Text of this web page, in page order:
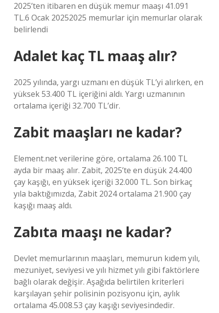
2025’ten itibaren en düşük memur maaşı 41.091
TL.6 Ocak 20252025 memurlar için memurlar olarak
belirlendi
Adalet kaç TL maaş alır?
2025 yılında, yargı uzmanı en düşük TL’yi alırken, en
yüksek 53.400 TL içeriğini aldı. Yargı uzmanının
ortalama içeriği 32.700 TL’dir.
Zabit maaşları ne kadar?
Element.net verilerine göre, ortalama 26.100 TL
ayda bir maaş alır. Zabit, 2025’te en düşük 24.400
çay kaşığı, en yüksek içeriği 32.000 TL. Son birkaç
yıla baktığımızda, Zabit 2024 ortalama 21.900 çay
kaşığı maaş aldı.
Zabıta maaşı ne kadar?
Devlet memurlarının maaşları, memurun kıdem yılı,
mezuniyet, seviyesi ve yılı hizmet yılı gibi faktörlere
bağlı olarak değişir. Aşağıda belirtilen kriterleri
karşılayan şehir polisinin pozisyonu için, aylık
ortalama 45.008.53 çay kaşığı seviyesindedir.